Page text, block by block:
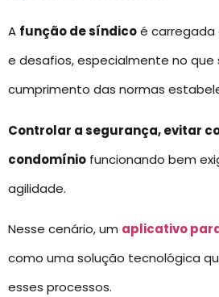
A função de síndicoé carregada
e desafios, especialmente no que
cumprimento das normas
Controlar a segurança, evitar
condomínio funcionando bem
agilidade.
Nesse cenário, um aplicativo
como uma solução tecnológica
esses processos.